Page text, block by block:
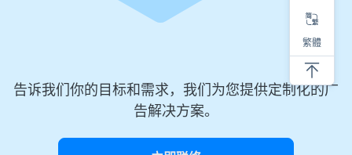
告诉我们你的目标和需求，我们为您提供定制化的广
告解决方案。
繁體